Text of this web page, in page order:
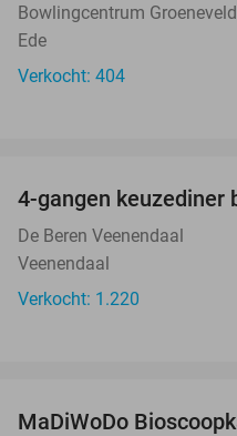
Bowlingcentrum Groeneveld
Ede
Verkocht: 404
4-gangen keuzediner
De Beren Veenendaal
Veenendaal
Verkocht: 1.220
MaDiWoDo